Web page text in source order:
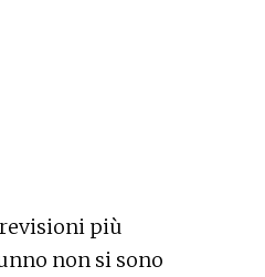
più
non si sono